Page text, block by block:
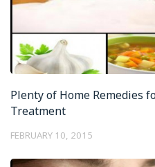
Plenty of Home Remedies
Treatment
FEBRUARY 10, 2015